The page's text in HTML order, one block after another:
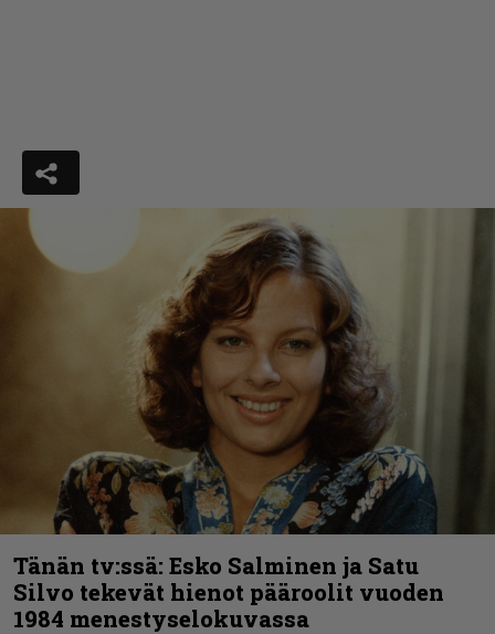
Tänän tv:ssä: Esko Salminen ja Satu
Silvo tekevät hienot pääroolit vuoden
1984 menestyselokuvassa